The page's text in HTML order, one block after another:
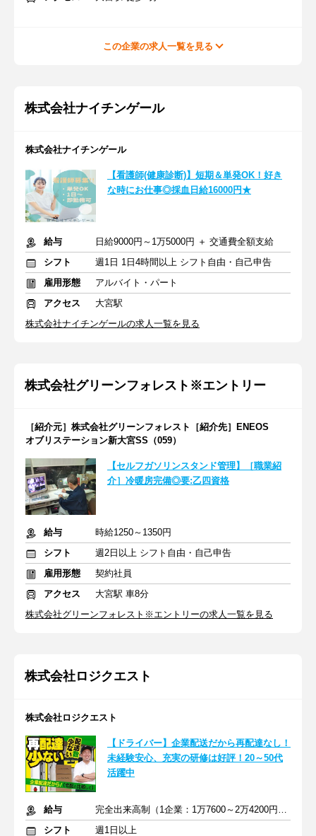
この企業の求人一覧を見る
株式会社ナイチンゲール
株式会社ナイチンゲール
【看護師(健康診断)】短期＆単発OK！好き
な時にお仕事◎採血日給16000円★
給与
日給9000円～1万5000円 ＋ 交通費全額支給
シフト
週1日 1日4時間以上 シフト自由・自己申告
雇用形態
アルバイト・パート
アクセス
大宮駅
株式会社ナイチンゲールの求人一覧を見る
株式会社グリーンフォレスト※エントリー
［紹介元］株式会社グリーンフォレスト［紹介先］ENEOS
オブリステーション新大宮SS（059）
【セルフガソリンスタンド管理】［職業紹
介］冷暖房完備◎要:乙四資格
給与
時給1250～1350円
シフト
週2日以上 シフト自由・自己申告
雇用形態
契約社員
アクセス
大宮駅 車8分
株式会社グリーンフォレスト※エントリーの求人一覧を見る
株式会社ロジクエスト
株式会社ロジクエスト
【ドライバー】企業配送だから再配達なし！
未経験安心、充実の研修は好評！20～50代
活躍中
給与
完全出来高制（1企業：1万7600～2万4200円※1日あたり）
シフト
週1日以上